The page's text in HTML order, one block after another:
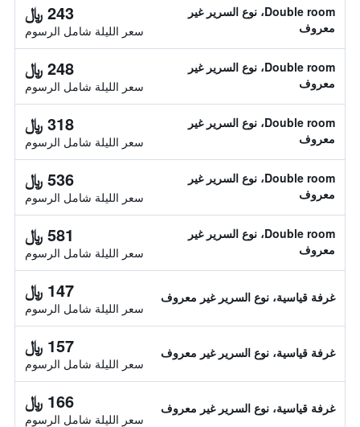
Double room، نوع السرير غير
معروف
243 ﷼
سعر الليلة شامل الرسوم
Double room، نوع السرير غير
معروف
248 ﷼
سعر الليلة شامل الرسوم
Double room، نوع السرير غير
معروف
318 ﷼
سعر الليلة شامل الرسوم
Double room، نوع السرير غير
معروف
536 ﷼
سعر الليلة شامل الرسوم
Double room، نوع السرير غير
معروف
581 ﷼
سعر الليلة شامل الرسوم
غرفة قياسية، نوع السرير غير معروف 147 ﷼
سعر الليلة شامل الرسوم
غرفة قياسية، نوع السرير غير معروف 157 ﷼
سعر الليلة شامل الرسوم
غرفة قياسية، نوع السرير غير معروف 166 ﷼
سعر الليلة شامل الرسوم